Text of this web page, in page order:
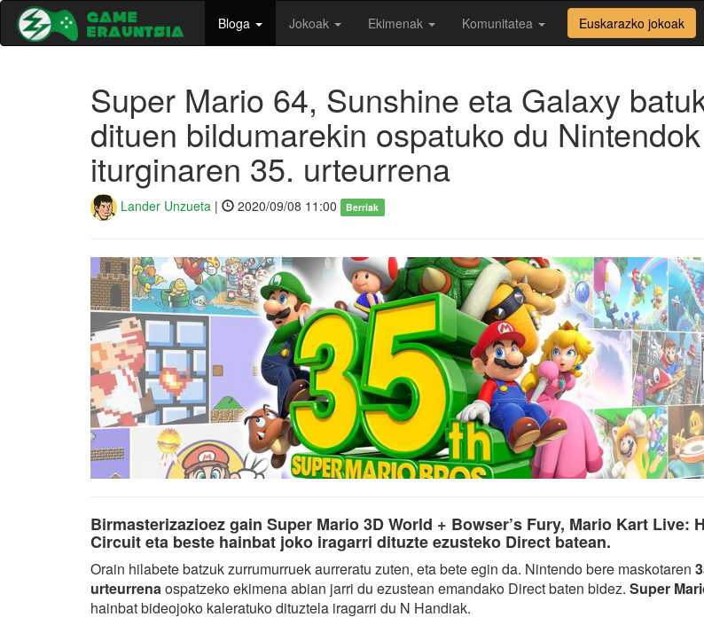
Bloga Jokoak Ekimenak Komunitatea Euskarazko jokoak
Super Mario 64, Sunshine eta Galaxy
dituen bildumarekin ospatuko du Nintendok
iturginaren 35. urteurrena
Lander Unzueta | 2020/09/08 11:00 Berriak
Birmasterizazioez gain Super Mario 3D World + Bowser’s Fury, Mario Kart Live:
Circuit eta beste hainbat joko iragarri dituzte ezusteko Direct batean.
Orain hilabete batzuk zurrumurruek aurreratu zuten, eta bete egin da. Nintendo bere maskotaren
urteurrenaospatzeko ekimena abian jarri du ezustean emandako Direct baten bidez. Super
hainbat bideojoko kaleratuko dituztela iragarri du N Handiak.